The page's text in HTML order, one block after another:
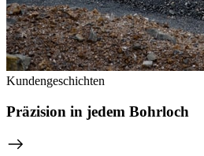
Kundengeschichten
Präzision in jedem Bohrloch